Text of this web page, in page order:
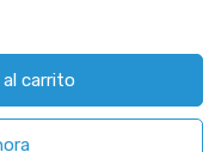
carrito